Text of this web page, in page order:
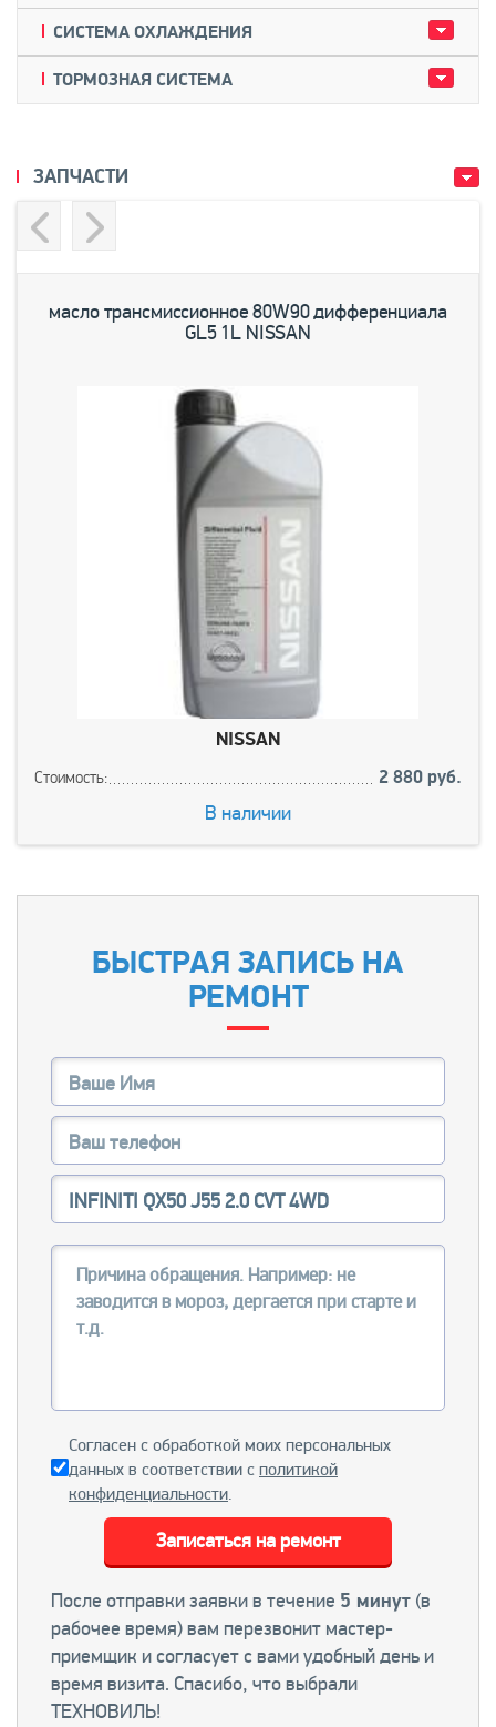
СИСТЕМА ОХЛАЖДЕНИЯ
ТОРМОЗНАЯ СИСТЕМА
ЗАПЧАСТИ
масло трансмиссионное 80W90 дифференциала
GL5 1L NISSAN
NISSAN
Стоимость:
2 880 руб.
В наличии
БЫСТРАЯ ЗАПИСЬ НА
РЕМОНТ
Согласен с обработкой моих персональных
данных в соответствии с политикой
конфиденциальности.
После отправки заявки в течение 5 минут (в
рабочее время) вам перезвонит мастер-
приемщик и согласует с вами удобный день и
время визита. Спасибо, что выбрали
ТЕХНОВИЛЬ!
Записаться на ремонт